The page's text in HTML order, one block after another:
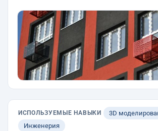
ИСПОЛЬЗУЕМЫЕ НАВЫКИ
3D
Инженерия